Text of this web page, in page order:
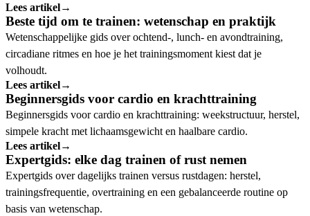
Lees artikel→
Beste tijd om te trainen: wetenschap en praktijk
Wetenschappelijke gids over ochtend-, lunch- en avondtraining,
circadiane ritmes en hoe je het trainingsmoment kiest dat je
volhoudt.
Lees artikel→
Beginnersgids voor cardio en krachttraining
Beginnersgids voor cardio en krachttraining: weekstructuur, herstel,
simpele kracht met lichaamsgewicht en haalbare cardio.
Lees artikel→
Expertgids: elke dag trainen of rust nemen
Expertgids over dagelijks trainen versus rustdagen: herstel,
trainingsfrequentie, overtraining en een gebalanceerde routine op
basis van wetenschap.